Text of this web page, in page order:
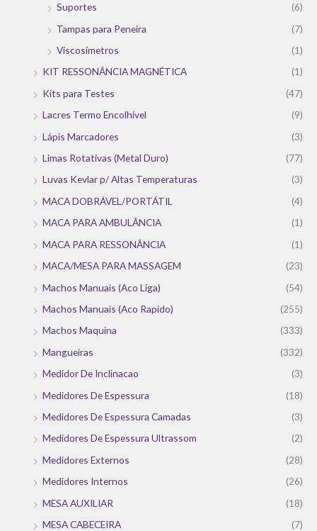
Suportes
(6)
Tampas para Peneira
(7)
Viscosímetros
(1)
KIT RESSONÂNCIA MAGNÉTICA
(1)
Kits para Testes
(47)
Lacres Termo Encolhível
(9)
Lápis Marcadores
(3)
Limas Rotativas (Metal Duro)
(77)
Luvas Kevlar p/ Altas Temperaturas
(3)
MACA DOBRÁVEL/PORTÁTIL
(4)
MACA PARA AMBULÂNCIA
(1)
MACA PARA RESSONÂNCIA
(1)
MACA/MESA PARA MASSAGEM
(23)
Machos Manuais (Aco Liga)
(54)
Machos Manuais (Aco Rapido)
(255)
Machos Maquina
(333)
Mangueiras
(332)
Medidor De Inclinacao
(3)
Medidores De Espessura
(18)
Medidores De Espessura Camadas
(3)
Medidores De Espessura Ultrassom
(2)
Medidores Externos
(28)
Medidores Internos
(26)
MESA AUXILIAR
(18)
MESA CABECEIRA
(7)